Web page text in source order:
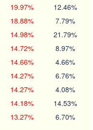
19.97% 12.46%
18.88% 7.79%
14.98% 21.79%
14.72% 8.97%
14.66% 4.66%
14.27% 6.76%
14.27% 4.08%
14.18% 14.53%
13.27% 6.70%